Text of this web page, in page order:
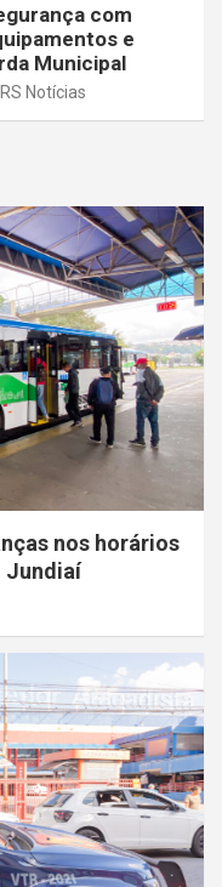
com
e
Municipal
RS Notícias
nos horários
Jundiaí